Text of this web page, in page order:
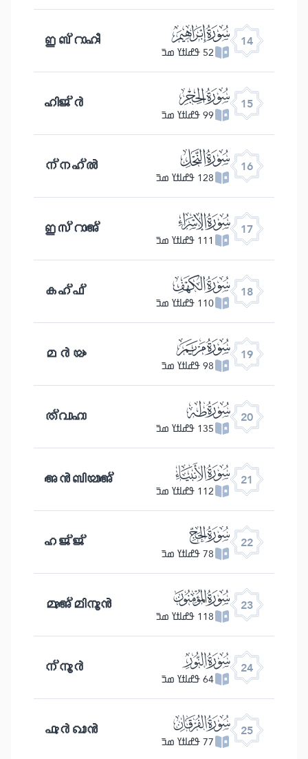
14 ﮚ
52 ߟߝߊߙߌ ߘߏ߫ ഇബ്റാഹീം
15 ﮛ
99 ߟߝߊߙߌ ߘߏ߫ ഹിജ്ർ
16 ﮜ
128 ߟߝߊߙߌ ߘߏ߫ ന്നഹ്ൽ
17 ﮝ
111 ߟߝߊߙߌ ߘߏ߫ ഇസ്റാഅ്
18 ﮞ
110 ߟߝߊߙߌ ߘߏ߫ കഹ്ഫ്
19 ﮟ
98 ߟߝߊߙߌ ߘߏ߫ മർയം
20 ﮠ
135 ߟߝߊߙߌ ߘߏ߫ ത്വാഹാ
21 ﮡ
112 ߟߝߊߙߌ ߘߏ߫ അൻബിയാഅ്
22 ﮢ
78 ߟߝߊߙߌ ߘߏ߫ ഹജ്ജ്
23 ﮣ
118 ߟߝߊߙߌ ߘߏ߫ മുഅ്മിനൂൻ
24 ﮤ
64 ߟߝߊߙߌ ߘߏ߫ ന്നൂർ
25 ﮥ
77 ߟߝߊߙߌ ߘߏ߫ ഫുർഖാൻ